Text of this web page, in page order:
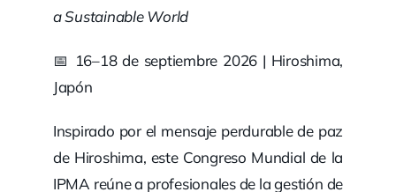
a Sustainable World
📅 16–18 de septiembre 2026 | Hiroshima,
Japón
Inspirado por el mensaje perdurable de paz
de Hiroshima, este Congreso Mundial de la
IPMA reúne a profesionales de la gestión de